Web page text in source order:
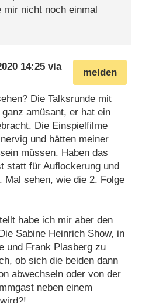
nicht noch einmal
melden
14:25 via
Die Talksrunde mit
amüsant, er hat ein
Die Einspielfilme
und hätten meiner
müssen. Haben das
statt für Auflockerung und
Mal sehen, wie die 2. Folge
habe ich mir aber den
Sabine Heinrich Show, in
und Frank Plasberg zu
ob sich die beiden dann
abwechseln oder von der
neben einem